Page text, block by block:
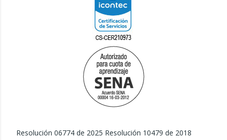
Resolución 06774 de 2025 Resolución 10479 de 2018